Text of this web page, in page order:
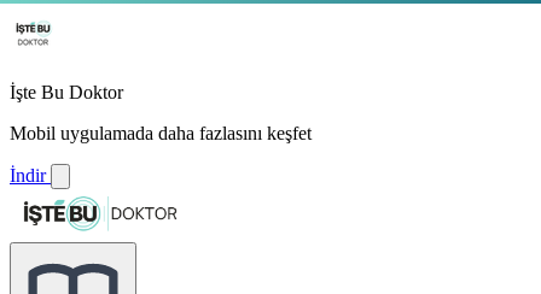
İşte Bu Doktor
Mobil uygulamada daha fazlasını keşfet
İndir